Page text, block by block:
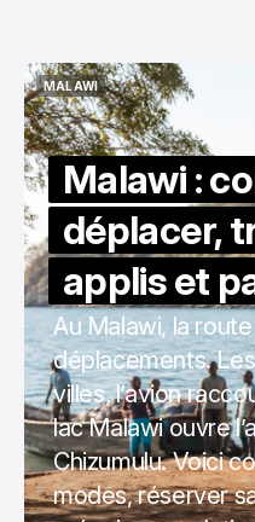
MALAWI
MALAWI
Malawi :
déplacer,
applis et
Au Malawi, la
déplacements.
villes, l’avion
lac Malawi ouvre
Chizumulu. Voici
modes, réserver